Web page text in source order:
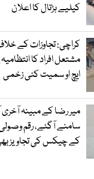
کیلیے ہڑتال کا اعلان
کراچی: تجاوزات کے
مشتعل افراد کا
ایچ او سمیت کئی زخمی
میر رضا کے مبینہ آخری
سامنے آگئے، رقم وصولی
کے چیکس کی تجاویز